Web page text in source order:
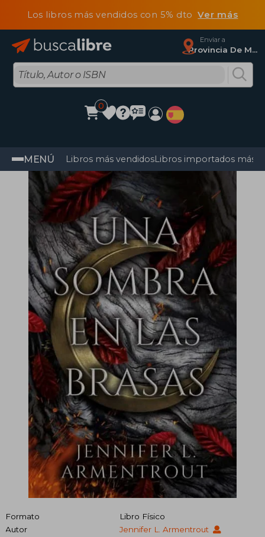
Los libros más vendidos con 5% dtoVer más
Enviar a
Provincia De Madrid
0
MENÚ Libros más vendidosLibros importados más
Formato
Libro Físico
Autor
Jennifer L. Armentrout